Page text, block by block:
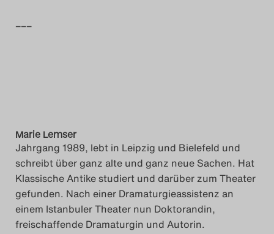
–––
Marie Lemser
Jahrgang 1989, lebt in Leipzig und Bielefeld und
schreibt über ganz alte und ganz neue Sachen. Hat
Klassische Antike studiert und darüber zum Theater
gefunden. Nach einer Dramaturgieassistenz an
einem Istanbuler Theater nun Doktorandin,
freischaffende Dramaturgin und Autorin.